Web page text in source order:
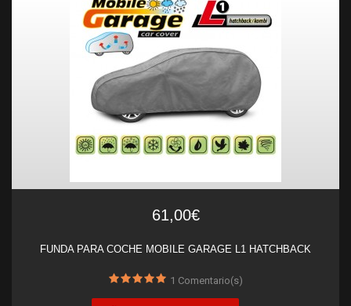
61,00€
FUNDA PARA COCHE MOBILE GARAGE L1 HATCHBACK
1 Comentario(s)